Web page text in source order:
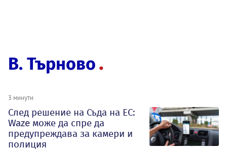
В. Търново
3 минути
След решение на Съда на ЕС:
Waze може да спре да
предупреждава за камери и
полиция